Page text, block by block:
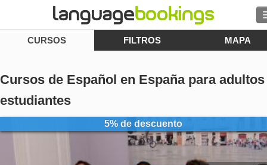
Buscar
EXPLORAR
Identifícate
CURSOS FILTROS MAPA
Cursos de Español en España para
estudiantes
5% de descuento